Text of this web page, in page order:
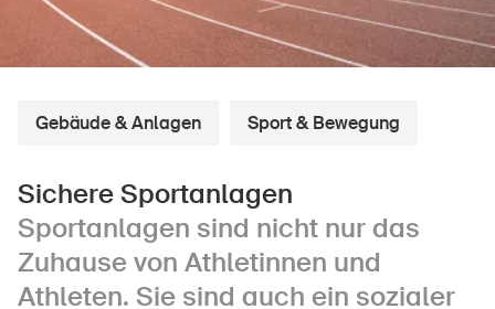
In der Kindheit
Über die BFU
Gebäude & Anlagen Sport & Bewegung
Sichere Sportanlagen
Sportanlagen sind nicht nur das
Zuhause von Athletinnen und
Athleten. Sie sind auch ein sozialer